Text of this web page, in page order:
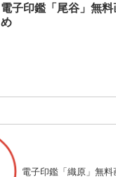
電子印鑑「尾谷」無
め
電子印鑑「織原」無